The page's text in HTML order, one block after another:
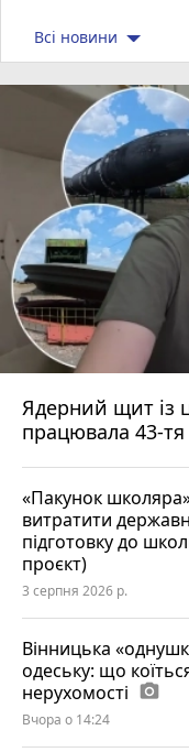
Всі новини
Ядерний щит із
працювала 43-тя
«Пакунок
витратити
підготовку до
проєкт)
3 серпня 2026 р.
Вінницька
одеську: що
нерухомості photo_camera
Вчора о 14:24